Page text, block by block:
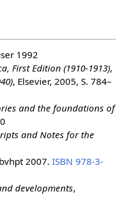
1992
First Edition (1910-1913),
, Elsevier, 2005, S. 784–
and the foundations of
and Notes for the
2007. ISBN 978-3-
developments,